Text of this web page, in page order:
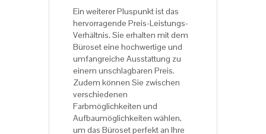
Ein weiterer Pluspunkt ist das
hervorragende Preis-Leistungs-
Verhältnis. Sie erhalten mit dem
Büroset eine hochwertige und
umfangreiche Ausstattung zu
einem unschlagbaren Preis.
Zudem können Sie zwischen
verschiedenen
Farbmöglichkeiten und
Aufbaumöglichkeiten wählen,
um das Büroset perfekt an Ihre